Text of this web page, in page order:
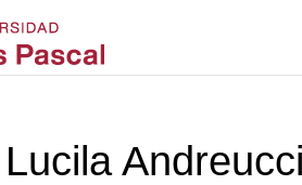
Andreucci